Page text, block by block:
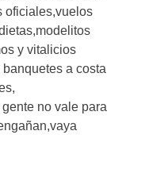
oficiales,vuelos
y vitalicios
a costa
no vale para